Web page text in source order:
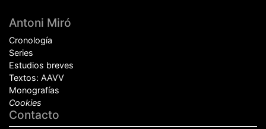
de
página
Antoni Miró
Cronología
Series
Estudios breves
Textos: AAVV
Monografías
Cookies
Contacto